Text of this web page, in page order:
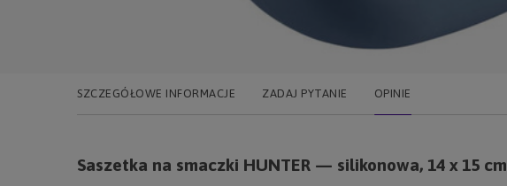
SZCZEGÓŁOWE INFORMACJE ZADAJ PYTANIE OPINIE
Saszetka na smaczki HUNTER — silikonowa, 14 x 15 cm